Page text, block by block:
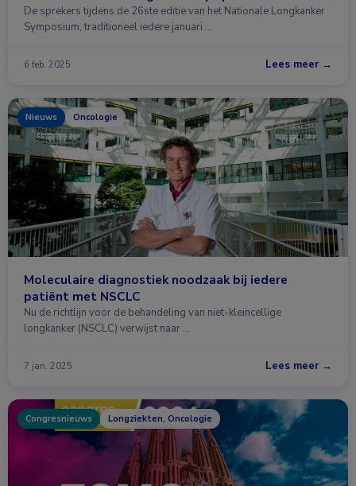
De sprekers tijdens de 26ste editie van het Nationale Longkanker
Symposium, traditioneel iedere januari …
6 feb. 2025 Lees meer →
Nieuws Oncologie
Moleculaire diagnostiek noodzaak bij iedere
patiënt met NSCLC
Nu de richtlijn voor de behandeling van niet-kleincellige
longkanker (NSCLC) verwijst naar …
7 jan. 2025 Lees meer →
Congresnieuws Longziekten, Oncologie